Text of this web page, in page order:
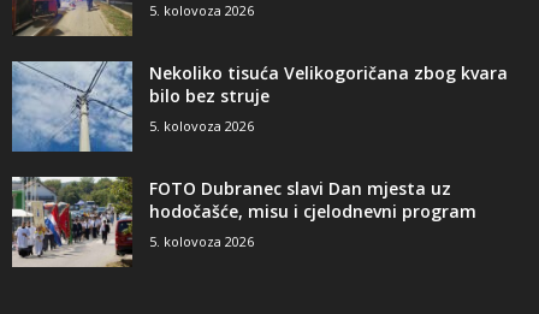
5. kolovoza 2026
Nekoliko tisuća Velikogoričana zbog kvara
bilo bez struje
5. kolovoza 2026
FOTO Dubranec slavi Dan mjesta uz
hodočašće, misu i cjelodnevni program
5. kolovoza 2026